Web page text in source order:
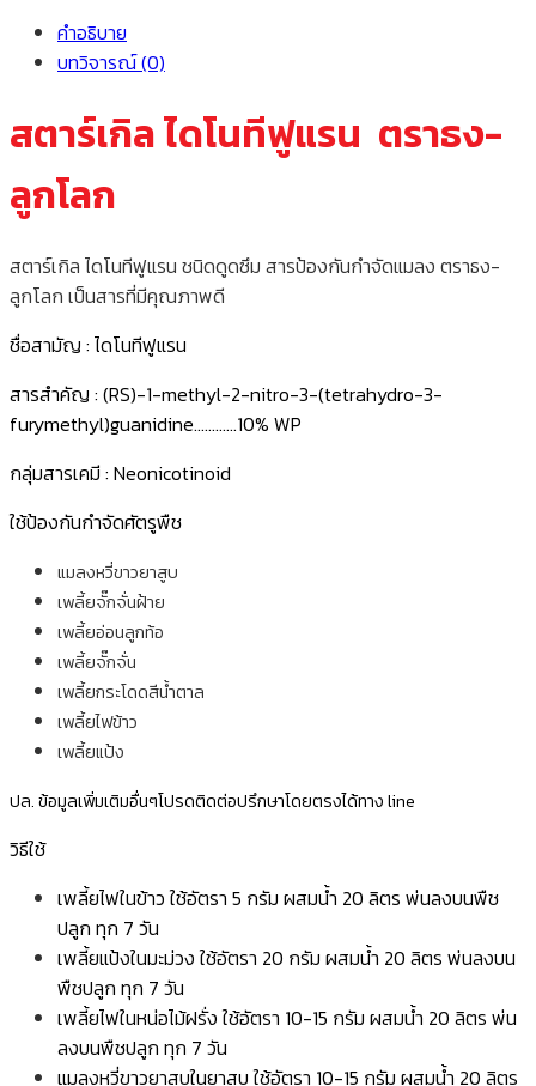
คำอธิบาย
บทวิจารณ์ (0)
สตาร์เกิล ไดโนทีฟูแรน ตราธง-
ลูกโลก
สตาร์เกิล ไดโนทีฟูแรน ชนิดดูดซึม สารป้องกันกำจัดแมลง ตราธง-
ลูกโลก เป็นสารที่มีคุณภาพดี
ชื่อสามัญ : ไดโนทีฟูแรน
สารสำคัญ : (RS)-1-methyl-2-nitro-3-(tetrahydro-3-
furymethyl)guanidine…………10% WP
กลุ่มสารเคมี : Neonicotinoid
ใช้ป้องกันกำจัดศัตรูพืช
แมลงหวี่ขาวยาสูบ
เพลี้ยจั๊กจั่นฝ้าย
เพลี้ยอ่อนลูกท้อ
เพลี้ยจั๊กจั่น
เพลี้ยกระโดดสีน้ำตาล
เพลี้ยไฟข้าว
เพลี้ยแป้ง
ปล. ข้อมูลเพิ่มเติมอื่นๆโปรดติดต่อปรึกษาโดยตรงได้ทาง line
วิธีใช้
เพลี้ยไฟในข้าว ใช้อัตรา 5 กรัม ผสมน้ำ 20 ลิตร พ่นลงบนพืช
ปลูก ทุก 7 วัน
เพลี้ยแป้งในมะม่วง ใช้อัตรา 20 กรัม ผสมน้ำ 20 ลิตร พ่นลงบน
พืชปลูก ทุก 7 วัน
เพลี้ยไฟในหน่อไม้ฝรั่ง ใช้อัตรา 10-15 กรัม ผสมน้ำ 20 ลิตร พ่น
ลงบนพืชปลูก ทุก 7 วัน
แมลงหวี่ขาวยาสูบในยาสูบ ใช้อัตรา 10-15 กรัม ผสมน้ำ 20 ลิตร